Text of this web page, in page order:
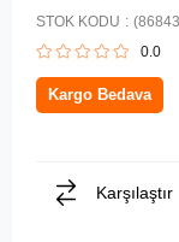
STOK KODU
0.0
Kargo Bedava
Karşılaştır